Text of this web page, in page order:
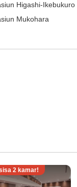
Higashi-Ikebukuro
Mukohara
2 kamar!